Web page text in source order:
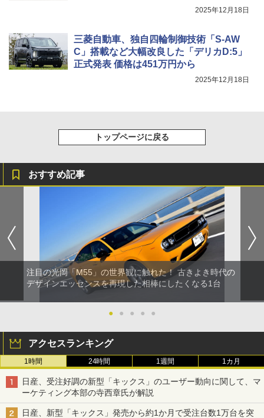
2025年12月18日
三菱自動車、独自四輪制御技術「S-AW
C」搭載など大幅改良した「デリカD:5」
正式発表 価格は451万円から
2025年12月18日
トップページに戻る
おすすめ記事
注目の光岡「M55」の世界観に触れた！ 古きよき時代の
デザインエッセンスを再現した相棒にしたくなる1台
● ● ● ● ●
アクセスランキング
1時間 24時間 1週間 1カ月
日産、受注好調の新型「キックス」のユーザー動向に関して、マ
ーケティング本部の寺西章氏が解説
日産、新型「キックス」発売から約1か月で受注台数1万台を突